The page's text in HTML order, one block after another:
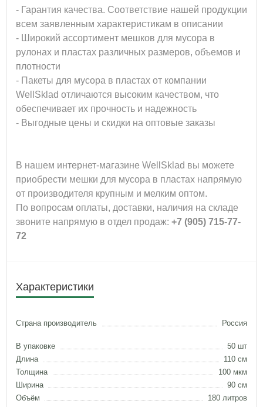
- Гарантия качества. Соответствие нашей продукции
всем заявленным характеристикам в описании
- Широкий ассортимент мешков для мусора в
рулонах и пластах различных размеров, объемов и
плотности
- Пакеты для мусора в пластах от компании
WellSklad отличаются высоким качеством, что
обеспечивает их прочность и надежность
- Выгодные цены и скидки на оптовые заказы
В нашем интернет-магазине WellSklad вы можете
приобрести мешки для мусора в пластах напрямую
от производителя крупным и мелким оптом.
По вопросам оплаты, доставки, наличия на складе
звоните напрямую в отдел продаж: +7 (905) 715-77-
72
Характеристики
Страна производитель Россия
В упаковке
50 шт
Длина
110 см
Толщина
100 мкм
Ширина
90 см
Объём
180 литров